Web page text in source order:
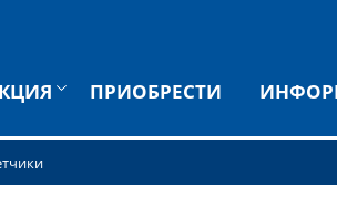
ПРИОБРЕСТИ